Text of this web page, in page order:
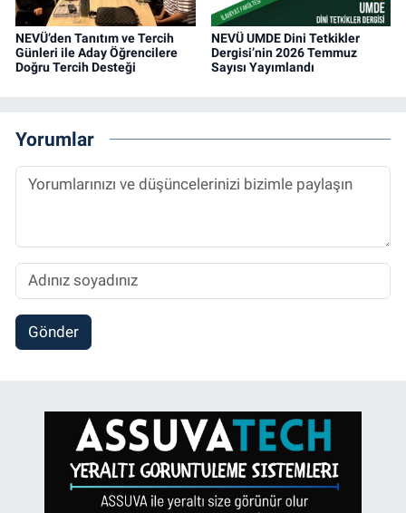
NEVÜ’den Tanıtım ve Tercih
Günleri ile Aday Öğrencilere
Doğru Tercih Desteği
NEVÜ UMDE Dini Tetkikler
Dergisi’nin 2026 Temmuz
Sayısı Yayımlandı
Yorumlar
Gönder